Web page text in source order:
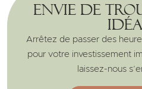
Envie de
Arrêtez de passer des
pour votre investissement
laissez-nous